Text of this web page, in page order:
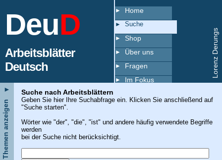
DeuD
Lorenz Derungs
Arbeitsblätter
Deutsch
Home
Suche
Shop
Über uns
Fragen
Im Fokus
►
Themen anzeigen
Suche nach Arbeitsblättern
Geben Sie hier Ihre Suchabfrage ein. Klicken Sie anschließend auf
"Suche starten".
Wörter wie "der", "die", "ist" und andere häufig verwendete Begriffe
werden
bei der Suche nicht berücksichtigt.